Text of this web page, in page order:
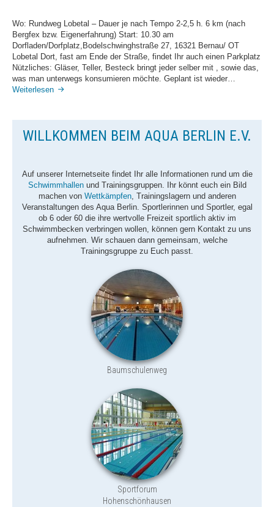
frei
jetzt
für
alle
ab
Wo: Rundweg Lobetal – Dauer je nach Tempo 2-2,5 h. 6 km (nach
Bergfex bzw. Eigenerfahrung) Start: 10.30 am
Dorfladen/Dorfplatz,Bodelschwinghstraße 27, 16321 Bernau/ OT
Lobetal Dort, fast am Ende der Straße, findet Ihr auch einen Parkplatz
Nützliches: Gläser, Teller, Besteck bringt jeder selber mit , sowie das,
was man unterwegs konsumieren möchte. Geplant ist wieder…
Weiterlesen Aqua
unsere
Frühlingswanderung
18.
April
2026
WILLKOMMEN BEIM AQUA BERLIN E.V.
Auf unserer Internetseite findet Ihr alle Informationen rund um die
Schwimmhallenund Trainingsgruppen. Ihr könnt euch ein Bild
machen von Wettkämpfen, Trainingslagern und anderen
Veranstaltungen des Aqua Berlin. Sportlerinnen und Sportler, egal
ob 6 oder 60 die ihre wertvolle Freizeit sportlich aktiv im
Schwimmbecken verbringen wollen, können gern Kontakt zu uns
aufnehmen. Wir schauen dann gemeinsam, welche
Trainingsgruppe zu Euch passt.
Baumschulenweg
Sportforum
Hohenschönhausen